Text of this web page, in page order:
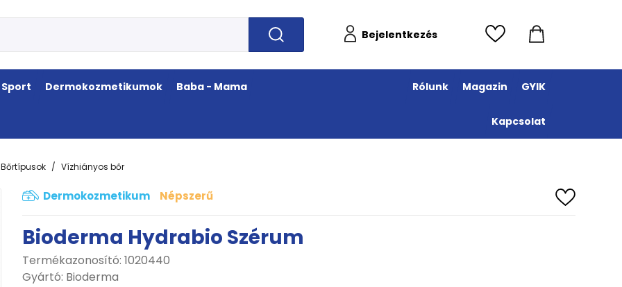
Bejelentkezés
Sport Dermokozmetikumok Baba - Mama Rólunk Magazin GYIK
Kapcsolat
Bőrtípusok Vízhiányos bőr
Dermokozmetikum Népszerű
Bioderma Hydrabio Szérum
Termékazonosító: 1020440
Gyártó: Bioderma